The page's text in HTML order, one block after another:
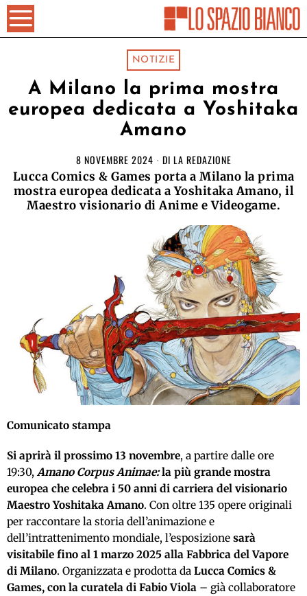
NOTIZIE
A Milano la prima mostra
europea dedicata a Yoshitaka
Amano
8 NOVEMBRE 2024 DI LA REDAZIONE
Lucca Comics & Games porta a Milano la prima
mostra europea dedicata a Yoshitaka Amano, il
Maestro visionario di Anime e Videogame.
Comunicato stampa
Si aprirà il prossimo 13 novembre, a partire dalle ore
19:30, Amano Corpus Animae:la più grande mostra
europea che celebra i 50 anni di carriera del visionario
Maestro Yoshitaka Amano. Con oltre 135 opere originali
per raccontare la storia dell’animazione e
dell’intrattenimento mondiale, l’esposizione sarà
visitabile fino al 1 marzo 2025 alla Fabbrica del Vapore
di Milano. Organizzata e prodotta da Lucca Comics &
Games, con la curatela di Fabio Viola – già collaboratore